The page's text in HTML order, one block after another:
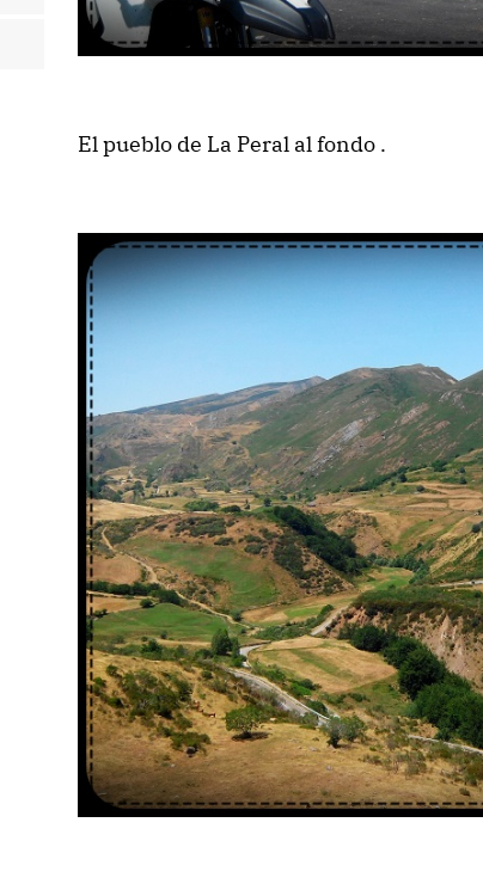
El pueblo de La Peral al fondo .